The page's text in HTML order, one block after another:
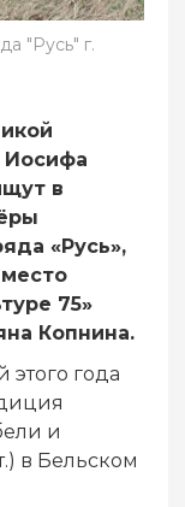
"Русь" г.
Иосифа
в
«Русь»,
75»
Копнина.
этого года
и
в Бельском